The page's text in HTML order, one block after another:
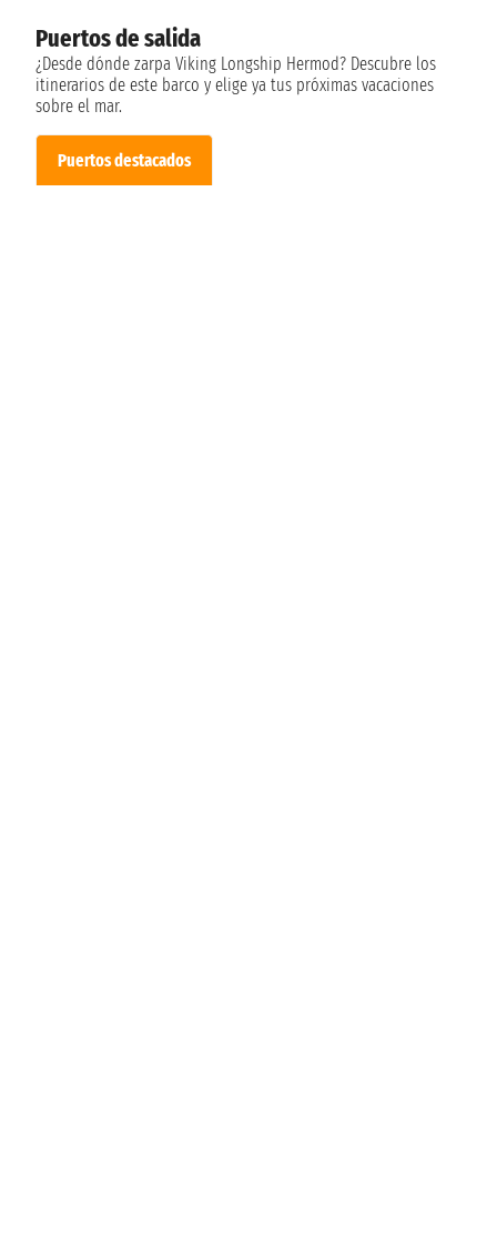
Puertos de salida
¿Desde dónde zarpa Viking Longship Hermod? Descubre los
itinerarios de este barco y elige ya tus próximas vacaciones
sobre el mar.
Puertos destacados